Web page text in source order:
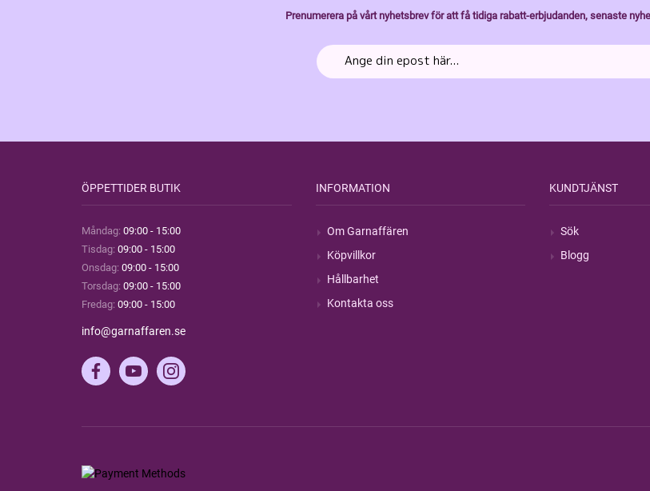
Prenumerera på vårt nyhetsbrev för att få tidiga rabatt-erbjudanden, senaste
ÖPPETTIDER BUTIK
Måndag: 09:00 - 15:00
Tisdag: 09:00 - 15:00
Onsdag: 09:00 - 15:00
Torsdag: 09:00 - 15:00
Fredag: 09:00 - 15:00
info@garnaffaren.se
INFORMATION
Om Garnaffären
Köpvillkor
Hållbarhet
Kontakta oss
KUNDTJÄNST
Sök
Blogg